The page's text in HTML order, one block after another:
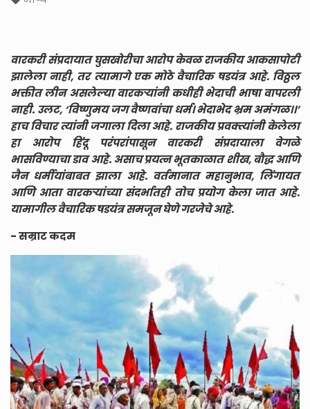
वारकरी संप्रदायात घुसखोरीचा आरोप केवळ राजकीय आकसापोटी
झालेला नाही, तर त्यामागे एक मोठे वैचारिक षडयंत्र आहे. विठ्ठल
भक्तीत लीन असलेल्या वारकऱ्यांनी कधीही भेदाची भाषा वापरली
नाही. उलट, ‘विष्णुमय जग वैष्णवांचा धर्म। भेदाभेद भ्रम अमंगळ।।’
हाच विचार त्यांनी जगाला दिला आहे. राजकीय प्रवक्त्यांनी केलेला
हा आरोप हिंदू परंपरांपासून वारकरी संप्रदायाला वेगळे
भासविण्याचा डाव आहे. असाच प्रयत्न भूतकाळात शीख, बौद्ध आणि
जैन धर्मीयांबाबत झाला आहे. वर्तमानात महानुभाव, लिंगायत
आणि आता वारकऱ्यांच्या संदर्भातही तोच प्रयोग केला जात आहे.
यामागील वैचारिक षडयंत्र समजून घेणे गरजेचे आहे.
- सम्राट कदम